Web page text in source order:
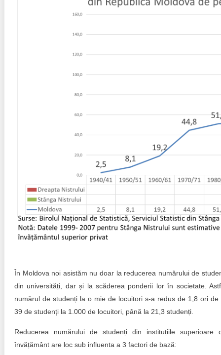
În Moldova noi asistăm nu doar la reducerea numărului de
din universități, dar și la scăderea ponderii lor în societate.
numărul de studenți la o mie de locuitori s-a redus de 1,8 ori de
39 de studenți la 1.000 de locuitori, până la 21,3 studenți.
Reducerea numărului de studenți din instituțiile superioare
învățământ are loc sub influenta a 3 factori de bază: